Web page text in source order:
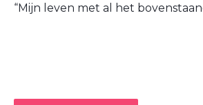
“Mijn leven met al het